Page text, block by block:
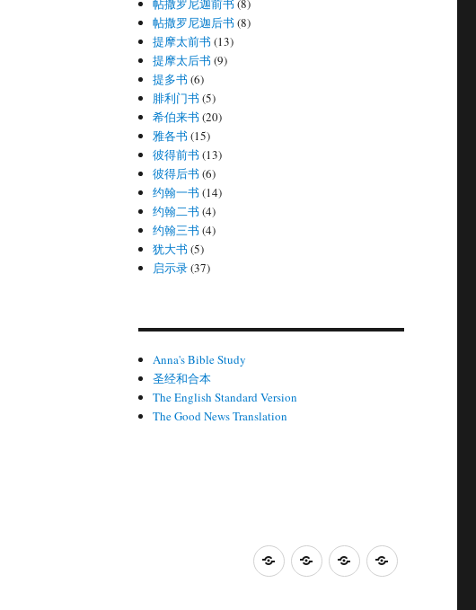
帖撒罗尼迦前书 (8)
帖撒罗尼迦后书 (8)
提摩太前书 (13)
提摩太后书 (9)
提多书 (6)
腓利门书 (5)
希伯来书 (20)
雅各书 (15)
彼得前书 (13)
彼得后书 (6)
约翰一书 (14)
约翰二书 (4)
约翰三书 (4)
犹大书 (5)
启示录(37)
Anna's Bible Study
圣经和合本
The English Standard Version
The Good News Translation
Anna's圣
The
The